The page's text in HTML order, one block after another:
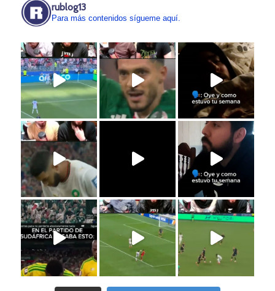
rublog13
Para más contenidos sígueme aquí.